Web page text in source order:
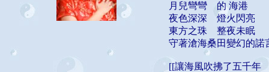
月兒彎彎 的 海港
夜色深深 燈火閃亮
東方之珠 整夜未眠
守著滄海桑田變幻的諾
[[讓海風吹拂了五千年